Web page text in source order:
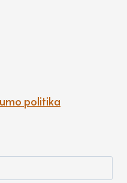
politika